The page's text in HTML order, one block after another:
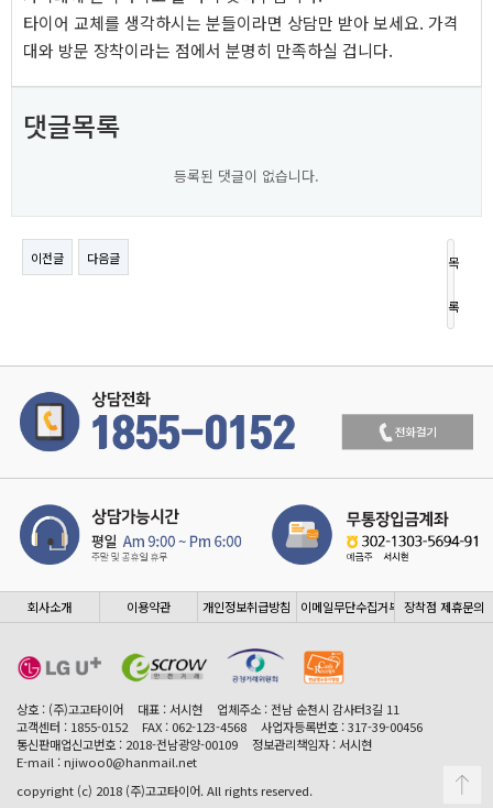
타이어 교체를 생각하시는 분들이라면 상담만 받아 보세요. 가격
대와 방문 장착이라는 점에서 분명히 만족하실 겁니다.
댓글목록
등록된 댓글이 없습니다.
이전글 다음글 목
록
회사소개 이용약관 개인정보취급방침 이메일무단수집거부 장착점 제휴문의
상호 : (주)고고타이어 대표 : 서시현
업체주소 : 전남 순천시 감사터3길 11
고객센터 : 1855-0152
FAX : 062-123-4568
사업자등록번호 : 317-39-00456
통신판매업신고번호 : 2018-전남광양-00109
정보관리책임자 : 서시현
E-mail : njiwoo0@hanmail.net
copyright (c) 2018 (주)고고타이어. All rights reserved.